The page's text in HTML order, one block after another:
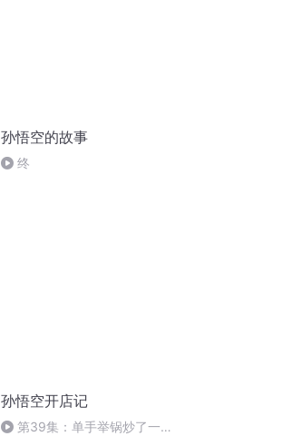
孙悟空的故事
终
孙悟空开店记
第39集：单手举锅炒了一